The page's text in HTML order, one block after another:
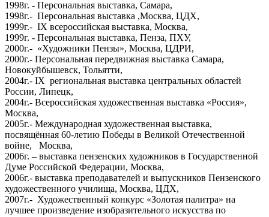
1998г. - Персональная выставка, Самара,
1998г.- Персональная выставка ,Москва, ЦДХ,
1999г.- IХ всероссийская выставка, Москва,
1999г. - Персональная выставка, Пенза, ПХУ,
2000г.- «Художники Пензы», Москва, ЦДРИ,
2000г.- Персональная передвижная выставка Самара,
Новокуйбышевск, Тольятти,
2004г.- IХ региональная выставка центральных областей
России, Липецк,
2004г.- Всероссийская художественная выставка «Россия»,
Москва,
2005г.- Международная художественная выставка,
посвящённая 60-летию Победы в Великой Отечественной
войне, Москва,
2006г. – выставка пензенских художников в Государственной
Думе Российской Федерации, Москва,
2006г.- выставка преподавателей и выпускников Пензенского
художественного училища, Москва, ЦДХ,
2007г.- Художественный конкурс «Золотая палитра» на
лучшее произведение изобразительного искусства по